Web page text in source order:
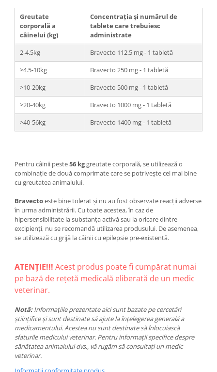
Greutate
corporală a
câinelui (kg)
Concentrația și numărul de
tablete care trebuiesc
administrate
2-4.5kg
Bravecto 112.5 mg - 1 tabletă
>4.5-10kg
Bravecto 250 mg - 1 tabletă
>10-20kg
Bravecto 500 mg - 1 tabletă
>20-40kg
Bravecto 1000 mg - 1 tabletă
>40-56kg
Bravecto 1400 mg - 1 tabletă
Pentru câinii peste56 kggreutate corporală, se utilizează o
combinație de două comprimate care se potrivește cel mai bine
cu greutatea animalului.
Bravectoeste bine tolerat și nu au fost observate reacții adverse
în urma administrării. Cu toate acestea, în caz de
hipersensibilitate la substanța activă sau la oricare dintre
excipienți, nu se recomandă utilizarea produsului. De asemenea,
se utilizează cu grijă la câinii cu epilepsie pre-existentă.
ATENȚIE!!! Acest produs poate fi cumpărat numai
pe bază de rețetă medicală eliberată de un medic
veterinar.
Notă:Informațiile prezentate aici sunt bazate pe cercetări
științifice și sunt destinate să ajute la înțelegerea generală a
medicamentului. Acestea nu sunt destinate să înlocuiască
sfaturile medicului veterinar. Pentru informații specifice despre
sănătatea animalului dvs., vă rugăm să consultați un medic
veterinar.